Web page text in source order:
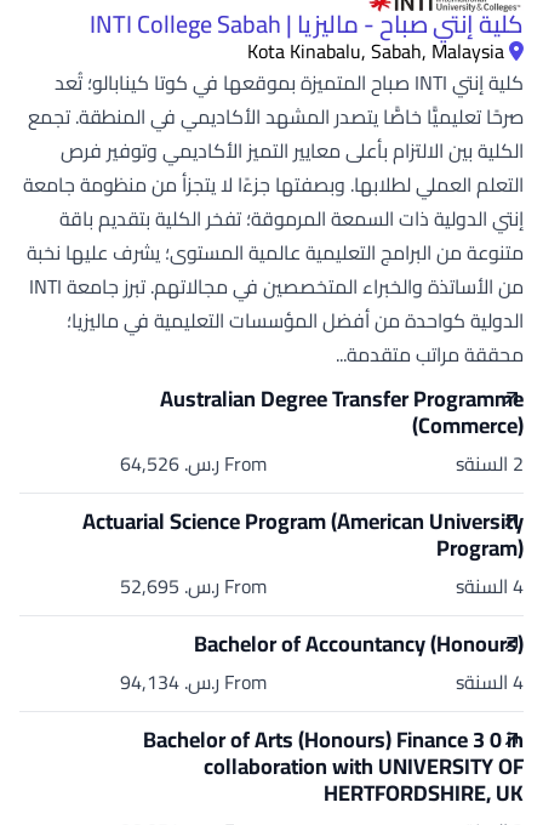
كلية إنتي صباح - ماليزيا | INTI College Sabah
Kota Kinabalu, Sabah, Malaysia
كلية إنتي INTI صباح المتميزة بموقعها في كوتا كينابالو؛ تُعد
صرحًا تعليميًّا خاصًّا يتصدر المشهد الأكاديمي في المنطقة. تجمع
الكلية بين الالتزام بأعلى معايير التميز الأكاديمي وتوفير فرص
التعلم العملي لطلابها. وبصفتها جزءًا لا يتجزأ من منظومة جامعة
إنتي الدولية ذات السمعة المرموقة؛ تفخر الكلية بتقديم باقة
متنوعة من البرامج التعليمية عالمية المستوى؛ يشرف عليها نخبة
من الأساتذة والخبراء المتخصصين في مجالاتهم. تبرز جامعة INTI
الدولية كواحدة من أفضل المؤسسات التعليمية في ماليزيا؛
محققة مراتب متقدمة...
Australian Degree Transfer Programme
(Commerce)
2 السنةs From ر.س.‏ 64,526
Actuarial Science Program (American University
Program)
4 السنةs From ر.س.‏ 52,695
Bachelor of Accountancy (Honours)
4 السنةs From ر.س.‏ 94,134
Bachelor of Arts (Honours) Finance 3 0 in
collaboration with UNIVERSITY OF
HERTFORDSHIRE, UK